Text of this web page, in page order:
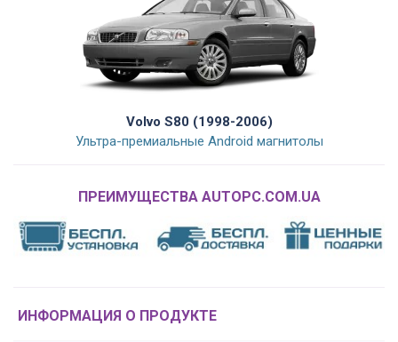
Volvo S80 (1998-2006)
Ультра-премиальные Android магнитолы
ПРЕИМУЩЕСТВА AUTOPC.COM.UA
ИНФОРМАЦИЯ О ПРОДУКТЕ